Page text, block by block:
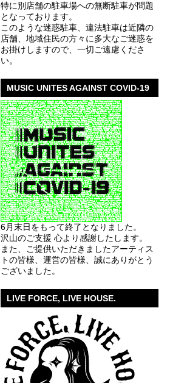
特に別店舗の駐車場への無断駐車が問題
となっております。
このような迷惑駐車、違法駐車は近隣の
店舗、地域住民の方々に多大なご迷惑を
お掛けしますので、一切ご遠慮くださ
い。
MUSIC UNITES AGAINST COVID-19
6月末日をもって終了となりました。
沢山のご支援 心より感謝したします。
また、ご提供いただきましたアーティス
トの皆様、運営の皆様、誠にありがとう
ございました。
LIVE FORCE, LIVE HOUSE.